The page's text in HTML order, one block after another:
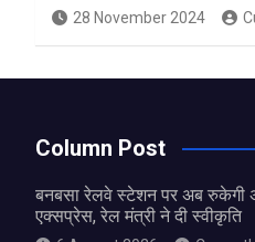
28 November 2024
Column Post
बनबसा रेलवे स्टेशन पर अब रुकेगी
एक्सप्रेस, रेल मंत्री ने दी स्वीकृति